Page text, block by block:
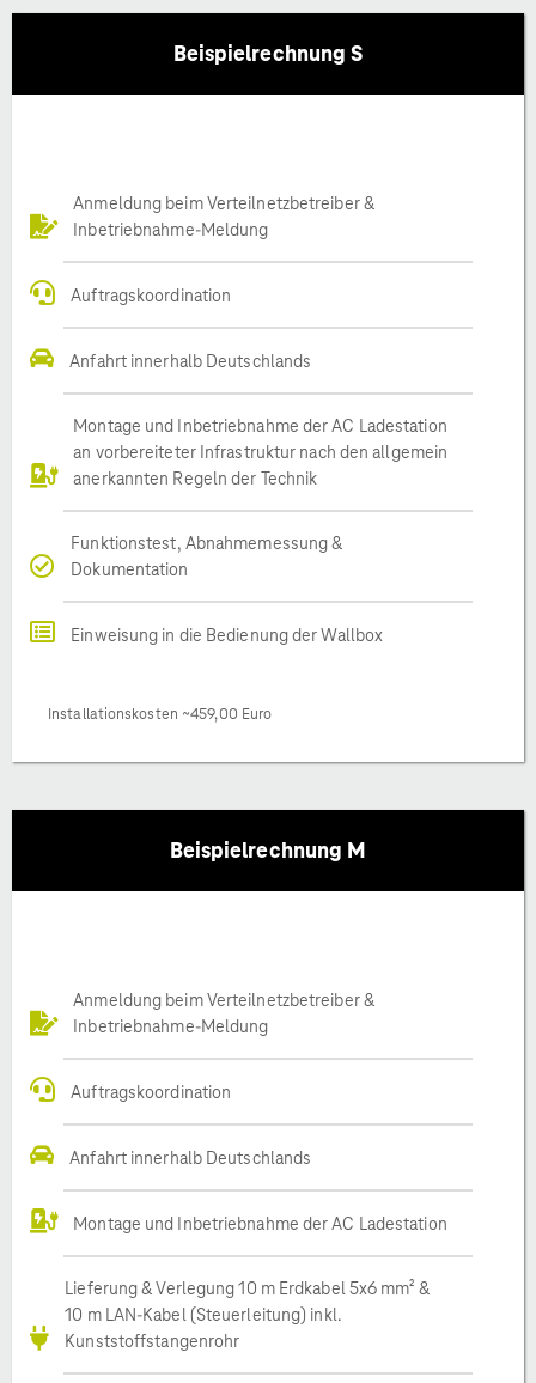
Beispielrechnung S
Anmeldung beim Verteilnetzbetreiber &
Inbetriebnahme-Meldung
Auftragskoordination
Anfahrt innerhalb Deutschlands
Montage und Inbetriebnahme der AC Ladestation
an vorbereiteter Infrastruktur nach den allgemein
anerkannten Regeln der Technik
Funktionstest, Abnahmemessung &
Dokumentation
Einweisung in die Bedienung der Wallbox
Installationskosten ~459,00 Euro
Beispielrechnung M
Anmeldung beim Verteilnetzbetreiber &
Inbetriebnahme-Meldung
Auftragskoordination
Anfahrt innerhalb Deutschlands
Montage und Inbetriebnahme der AC Ladestation
Lieferung & Verlegung 10 m Erdkabel 5x6 mm² &
10 m LAN-Kabel (Steuerleitung) inkl.
Kunststoffstangenrohr